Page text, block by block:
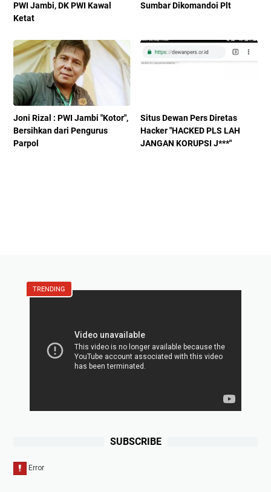
PWI Jambi, DK PWI Kawal
Ketat
Sumbar Dikomandoi Plt
Joni Rizal : PWI Jambi "Kotor",
Bersihkan dari Pengurus
Parpol
Situs Dewan Pers Diretas
Hacker "HACKED PLS LAH
JANGAN KORUPSI J***"
TRENDING
SUBSCRIBE